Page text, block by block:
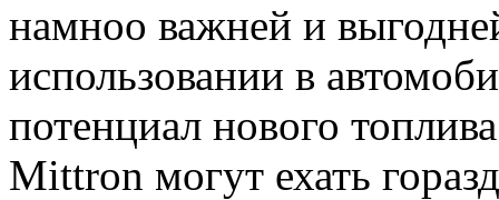
намноо важней и
использовании в
потенциал нового
Mittron могут ехать